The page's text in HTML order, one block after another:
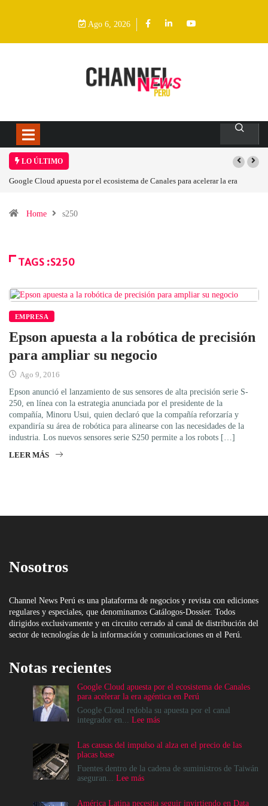
Ago 6, 2026
LO ÚLTIMO
Google Cloud apuesta por el ecosistema de Canales para acelerar la era
Home
s250
TAGS :S250
EMPRESA
Epson apuesta a la robótica de precisión
para ampliar su negocio
Ago 9, 2016
Epson anunció el lanzamiento de sus sensores de alta precisión serie S-
250, en línea con la estrategia anunciada por el presidente de la
compañía, Minoru Usui, quien declaró que la compañía reforzaría y
expandiría su área de robótica para alinearse con las necesidades de la
industria. Los nuevos sensores serie S250 permite a los robots […]
LEER MÁS
Nosotros
Channel News Perú es una plataforma de negocios y revista con ediciones
regulares y especiales, que denominamos Catálogos-Dossier. Todos
dirigidos exclusivamente y en circuito cerrado al canal de distribución del
sector de tecnologías de la información y comunicaciones en el Perú.
Notas recientes
Google Cloud apuesta por el ecosistema de Canales
para acelerar la era agéntica en Perú
Google Cloud redobla su apuesta por el canal
integrador en... Lee más:
apuesta
el
Las causas del impulso al alza en el precio de las
placas base
Fuentes dentro de la cadena de suministros de Taiwán
aseguran... Lee más:
América Latina necesita seguir invirtiendo en Data